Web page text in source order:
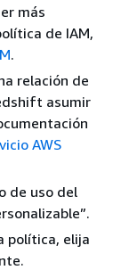
más
de IAM,
.
relación de
asumir
AWS
de uso del
política, elija